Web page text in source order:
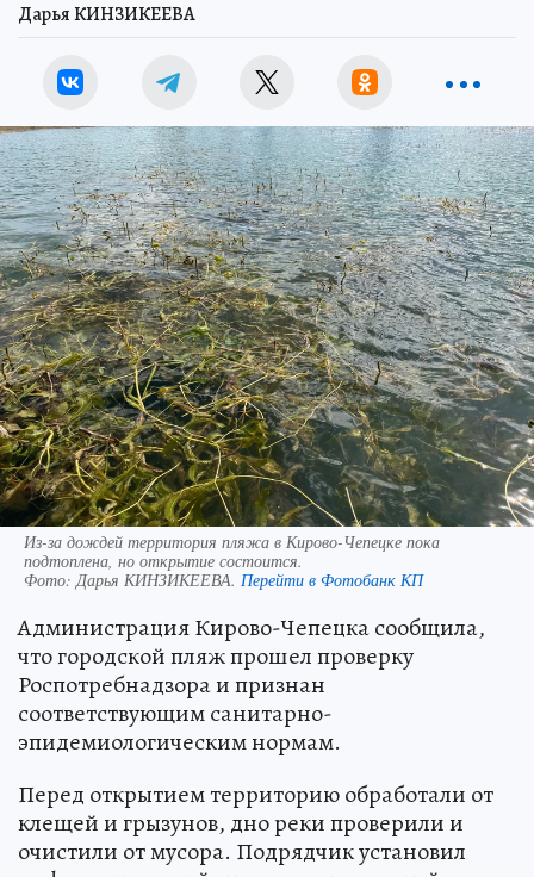
Дарья КИНЗИКЕЕВА
Из-за дождей территория пляжа в Кирово-Чепецке пока
подтоплена, но открытие состоится.
Фото:Дарья КИНЗИКЕЕВА. Перейти в Фотобанк КП
Администрация Кирово-Чепецка сообщила,
что городской пляж прошел проверку
Роспотребнадзора и признан
соответствующим санитарно-
эпидемиологическим нормам.
Перед открытием территорию обработали от
клещей и грызунов, дно реки проверили и
очистили от мусора. Подрядчик установил